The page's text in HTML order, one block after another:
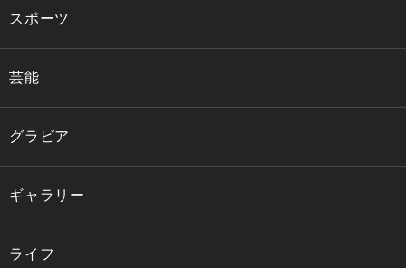
スポーツ
芸能
グラビア
ギャラリー
ライフ